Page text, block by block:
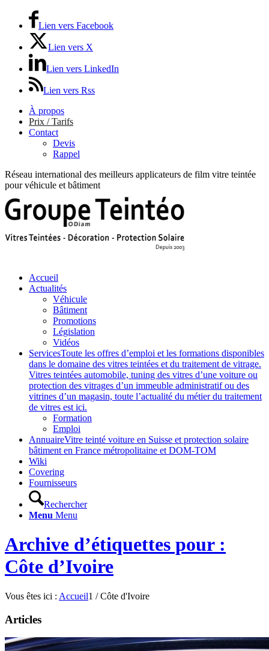
Lien vers Facebook
Lien vers X
Lien vers LinkedIn
Lien vers Rss
À propos
Prix / Tarifs
Contact
Devis
Rappel
Réseau international des meilleurs applicateurs de film vitre teintée
pour véhicule et bâtiment
Accueil
Actualités
Véhicule
Bâtiment
Promotions
Législation
Vidéos
ServicesToute les offres d’emploi et les formations disponibles
dans le domaine des vitres teintées et du traitement de vitrage.
Vitres teintées automobile, tuning des vitres d’une voiture ou
protection des vitrages d’un immeuble administratif ou des
vitrines d’un magasin, toute l’actualité du métier du traitement
de vitres est ici.
Formation
Emploi
AnnuaireVitre teinté voiture en Suisse et protection solaire
bâtiment en France métropolitaine et DOM-TOM
Wiki
Covering
Fournisseurs
Rechercher
Menu Menu
Archive d’étiquettes pour :
Côte d’Ivoire
Vous êtes ici : Accueil1 / Côte d'Ivoire
Articles